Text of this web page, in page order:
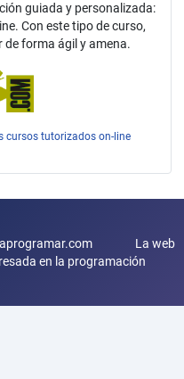
guiada y personalizada:
Con este tipo de curso,
forma ágil y amena.
cursos tutorizados on-line
La web
en la programación